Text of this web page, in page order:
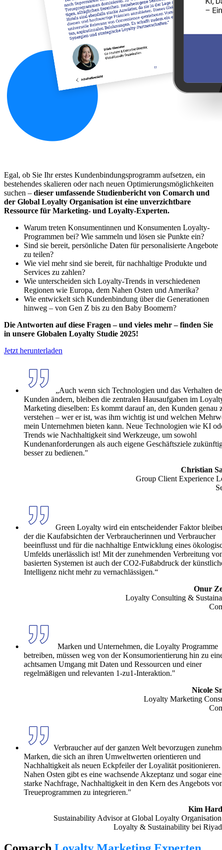
Egal, ob Sie Ihr erstes Kundenbindungsprogramm aufsetzen, ein
bestehendes skalieren oder nach neuen Optimierungsmöglichkeiten
suchen – dieser umfassende Studienbericht von Comarch und
der Global Loyalty Organisation ist eine unverzichtbare
Ressource für Marketing- und Loyalty-Experten.
Warum treten Konsumentinnen und Konsumenten Loyalty-
Programmen bei? Wie sammeln und lösen sie Punkte ein?
Sind sie bereit, persönliche Daten für personalisierte Angebote
zu teilen?
Wie viel mehr sind sie bereit, für nachhaltige Produkte und
Services zu zahlen?
Wie unterscheiden sich Loyalty-Trends in verschiedenen
Regionen wie Europa, dem Nahen Osten und Amerika?
Wie entwickelt sich Kundenbindung über die Generationen
hinweg – von Gen Z bis zu den Baby Boomern?
Die Antworten auf diese Fragen – und vieles mehr – finden Sie
in unsere Globalen Loyalty Studie 2025!
Jetzt herunterladen
„Auch wenn sich Technologien und das Verhalten
Kunden ändern, bleiben die zentralen Hausaufgaben im
Marketing dieselben: Es kommt darauf an, den Kunden genau
verstehen – wer er ist, was ihm wichtig ist und welchen
mein Unternehmen bieten kann. Neue Technologien wie KI
Trends wie Nachhaltigkeit sind Werkzeuge, um sowohl
Kundenanforderungen als auch eigene Geschäftsziele
besser zu bedienen."
Christian
Group Client Experience
Green Loyalty wird ein entscheidender Faktor
der die Kaufabsichten der Verbraucherinnen und Verbraucher
beeinflusst und für die nachhaltige Entwicklung eines
Umfelds unerlässlich ist! Mit der zunehmenden Verbreitung
basierten Systemen ist auch der CO2-Fußabdruck der
Intelligenz nicht mehr zu vernachlässigen.“
Onur
Loyalty Consulting &
Marken und Unternehmen, die Loyalty Programme
betreiben, müssen weg von der Konsumorientierung hin zu
achtsamen Umgang mit Daten und Ressourcen und einer
regelmäßigen und relevanten 1-zu1-Interaktion."
Nicole
Loyalty Marketing
Verbraucher auf der ganzen Welt bevorzugen
Marken, die sich an ihren Umweltwerten orientieren und
Nachhaltigkeit als neuen Eckpfeiler der Loyalität
Nahen Osten gibt es eine wachsende Akzeptanz und sogar eine
starke Nachfrage, Nachhaltigkeit in den Kern des Angebots
Treueprogrammen zu integrieren."
Kim
Sustainability Advisor at Global Loyalty
Loyalty & Sustainability bei